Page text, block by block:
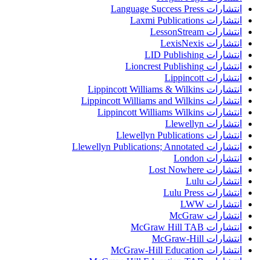
انتشارات Language Success Press
انتشارات Laxmi Publications
انتشارات LessonStream
انتشارات LexisNexis
انتشارات LID Publishing
انتشارات Lioncrest Publishing
انتشارات Lippincott
انتشارات Lippincott Williams & Wilkins
انتشارات Lippincott Williams and Wilkins
انتشارات Lippincott Williams Wilkins
انتشارات Llewellyn
انتشارات Llewellyn Publications
انتشارات Llewellyn Publications; Annotated
انتشارات London
انتشارات Lost Nowhere
انتشارات Lulu
انتشارات Lulu Press
انتشارات LWW
انتشارات McGraw
انتشارات McGraw Hill TAB
انتشارات McGraw-Hill
انتشارات McGraw-Hill Education